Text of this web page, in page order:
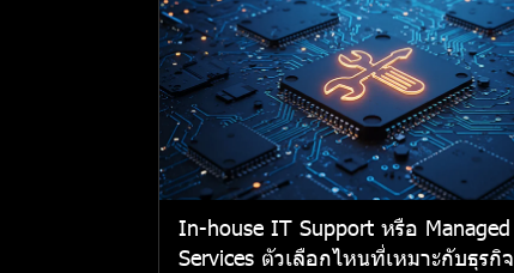
In-house IT Support หรือ Managed
Services ตัวเลือกไหนที่เหมาะกับธุรกิจ